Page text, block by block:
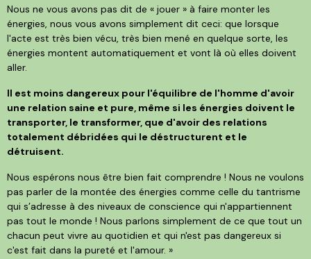
Nous ne vous avons pas dit de « jouer » à faire monter les
énergies, nous vous avons simplement dit ceci: que lorsque
l'acte est très bien vécu, très bien mené en quelque sorte, les
énergies montent automatiquement et vont là où elles doivent
aller.
Il est moins dangereux pour l'équilibre de l'homme d'avoir
une relation saine et pure, même si les énergies doivent le
transporter, le transformer, que d'avoir des relations
totalement débridées qui le déstructurent et le
détruisent.
Nous espérons nous être bien fait comprendre ! Nous ne voulons
pas parler de la montée des énergies comme celle du tantrisme
qui s’adresse à des niveaux de conscience qui n'appartiennent
pas tout le monde ! Nous parlons simplement de ce que tout un
chacun peut vivre au quotidien et qui n'est pas dangereux si
c'est fait dans la pureté et l'amour. »